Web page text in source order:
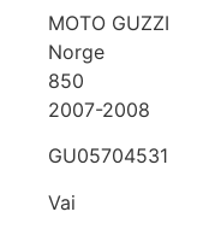
MOTO GUZZI
Norge
850
2007-2008
GU05704531
Vai